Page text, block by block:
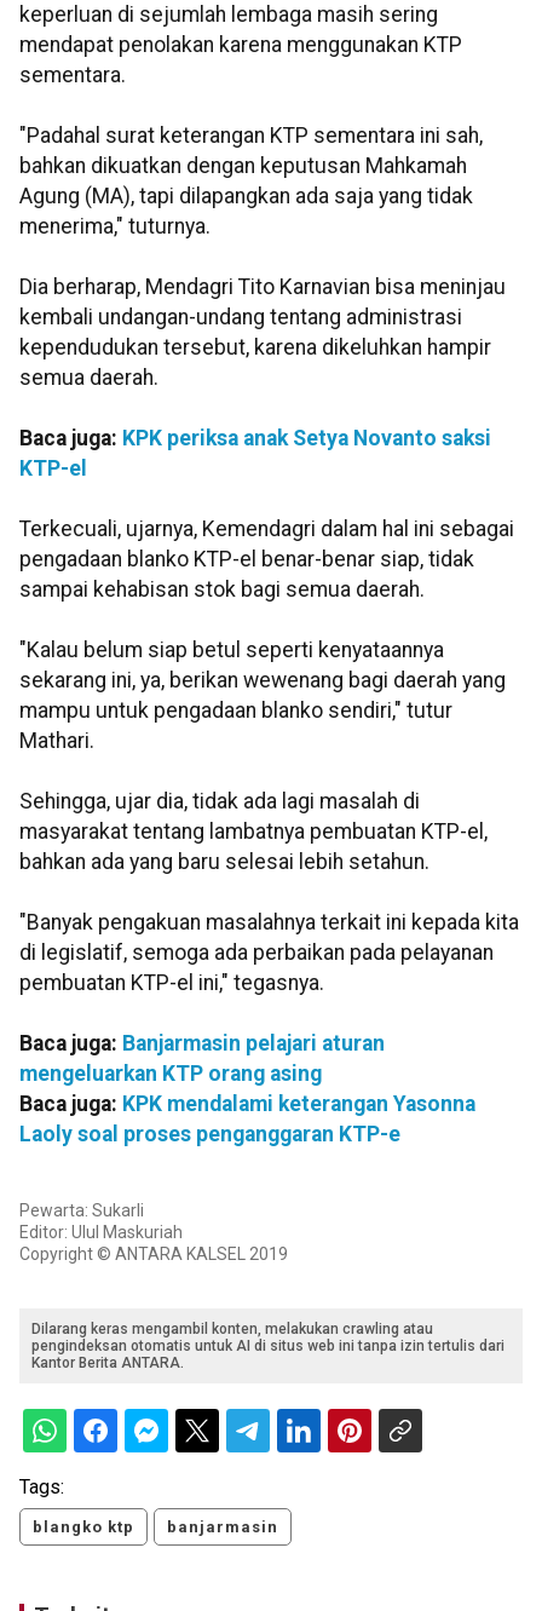
keperluan di sejumlah lembaga masih sering
mendapat penolakan karena menggunakan KTP
sementara.
"Padahal surat keterangan KTP sementara ini sah,
bahkan dikuatkan dengan keputusan Mahkamah
Agung (MA), tapi dilapangkan ada saja yang tidak
menerima," tuturnya.
Dia berharap, Mendagri Tito Karnavian bisa meninjau
kembali undangan-undang tentang administrasi
kependudukan tersebut, karena dikeluhkan hampir
semua daerah.
Baca juga: KPK periksa anak Setya Novanto saksi
KTP-el
Terkecuali, ujarnya, Kemendagri dalam hal ini sebagai
pengadaan blanko KTP-el benar-benar siap, tidak
sampai kehabisan stok bagi semua daerah.
"Kalau belum siap betul seperti kenyataannya
sekarang ini, ya, berikan wewenang bagi daerah yang
mampu untuk pengadaan blanko sendiri," tutur
Mathari.
Sehingga, ujar dia, tidak ada lagi masalah di
masyarakat tentang lambatnya pembuatan KTP-el,
bahkan ada yang baru selesai lebih setahun.
"Banyak pengakuan masalahnya terkait ini kepada kita
di legislatif, semoga ada perbaikan pada pelayanan
pembuatan KTP-el ini," tegasnya.
Baca juga: Banjarmasin pelajari aturan
mengeluarkan KTP orang asing
Baca juga: KPK mendalami keterangan Yasonna
Laoly soal proses penganggaran KTP-e
Pewarta: Sukarli
Editor: Ulul Maskuriah
Copyright © ANTARA KALSEL 2019
Dilarang keras mengambil konten, melakukan crawling atau
pengindeksan otomatis untuk AI di situs web ini tanpa izin tertulis dari
Kantor Berita ANTARA.
Tags:
blangko ktp banjarmasin